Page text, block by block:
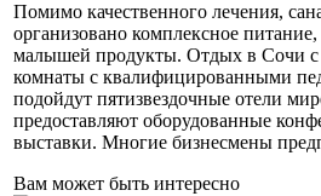
Помимо качественного лечения,
организовано комплексное
малышей продукты. Отдых в Сочи с
комнаты с квалифицированными
подойдут пятизвездочные отели
предоставляют оборудованные
выставки. Многие бизнесмены
Вам может быть интересно